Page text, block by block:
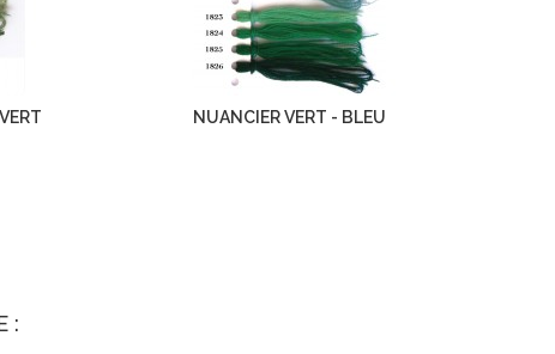
NUANCIER VERT - BLEU
: